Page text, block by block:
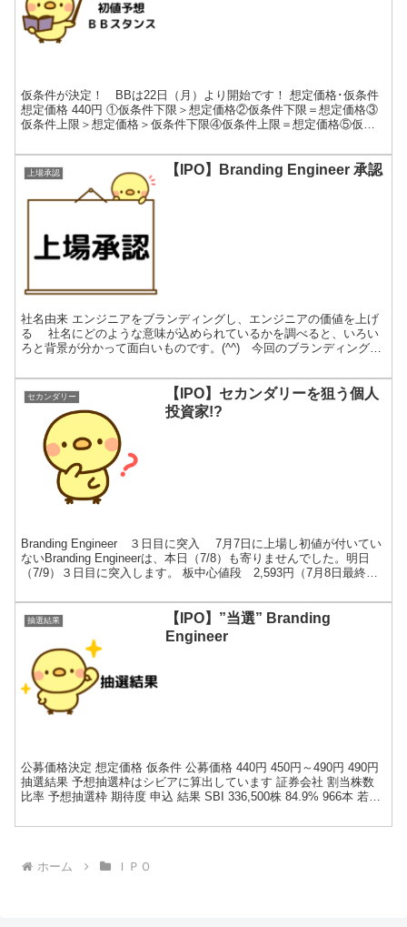
仮条件が決定！ BBは22日（月）より開始です！ 想定価格･仮条件
想定価格 440円 ①仮条件下限＞想定価格②仮条件下限＝想定価格③
仮条件上限＞想定価格＞仮条件下限④仮条件上限＝想定価格⑤仮条
上場承認 【IPO】Branding Engineer 承認
社名由来 エンジニアをブランディングし、エンジニアの価値を上げ
る 社名にどのような意味が込められているかを調べると、いろい
ろと背景が分かって面白いものです。(^^) 今回のブランディングエ
セカンダリー
【IPO】セカンダリーを狙う個人
投資家!?
Branding Engineer ３日目に突入 7月7日に上場し初値が付いてい
ないBranding Engineerは、本日（7/8）も寄りませんでした。明日
（7/9）３日目に突入します。 板中心値段 2,593円（7月8日最終気
抽選結果
【IPO】”当選” Branding
Engineer
公募価格決定 想定価格 仮条件 公募価格 440円 450円～490円 490円
抽選結果 予想抽選枠はシビアに算出しています 証券会社 割当株数
比率 予想抽選枠 期待度 申込 結果 SBI 336,500株 84.9% 966本 若干
ホーム ＩＰＯ